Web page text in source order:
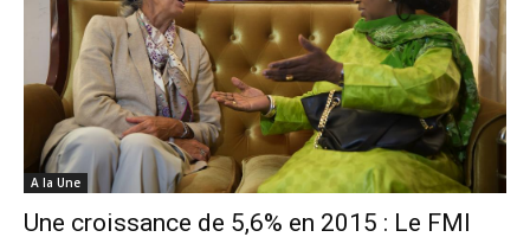
A la Une
Une croissance de 5,6% en 2015 : Le FMI